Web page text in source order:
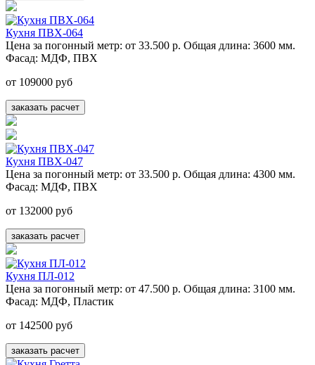
Кухня ПВХ-064
Цена за погонный метр: от 33.500 р. Общая длина: 3600 мм.
Фасад: МДФ, ПВХ
от 109000 руб
заказать расчет
Кухня ПВХ-047
Цена за погонный метр: от 33.500 р. Общая длина: 4300 мм.
Фасад: МДФ, ПВХ
от 132000 руб
заказать расчет
Кухня ПЛ-012
Цена за погонный метр: от 47.500 р. Общая длина: 3100 мм.
Фасад: МДФ, Пластик
от 142500 руб
заказать расчет